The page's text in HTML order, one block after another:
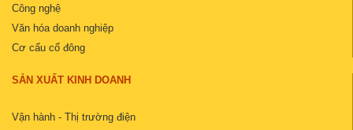
Công nghệ
Văn hóa doanh nghiệp
Cơ cấu cổ đông
SẢN XUẤT KINH DOANH
Vận hành - Thị trường điện